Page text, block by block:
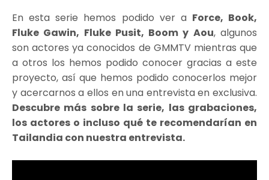
En esta serie hemos podido ver a Force, Book,
Fluke Gawin, Fluke Pusit, Boom y Aou, algunos
son actores ya conocidos de GMMTV mientras que
a otros los hemos podido conocer gracias a este
proyecto, así que hemos podido conocerlos mejor
y acercarnos a ellos en una entrevista en exclusiva.
Descubre más sobre la serie, las grabaciones,
los actores o incluso qué te recomendarían en
Tailandia con nuestra entrevista.